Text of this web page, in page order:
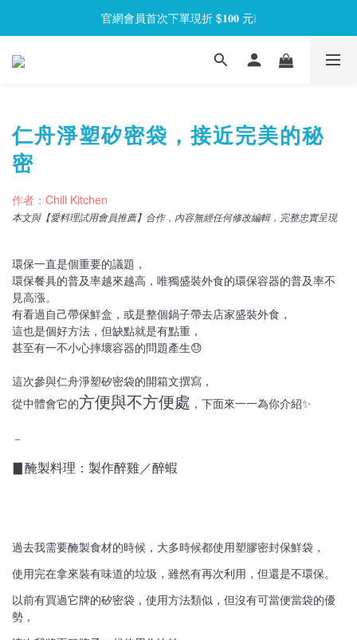
官網會員首次下單現折 $𝟏𝟎𝟎 元❕
官網會員首次下單現折 $𝟏𝟎𝟎 元❕
【限時回饋】小海龜矽密盒最低 𝟱𝟴 折起
仁舟淨塑矽密袋，接近完美的秘
密
作者：Chill Kitchen
本文與【愛料理試用會員推薦】合作，內容無經任何修改編輯，完整忠實呈現
環保一直是個重要的議題，
環保餐具的普及率越來越高，唯獨盛裝外食的環保容器的普及率不
見高漲。
有看過自己帶保鮮盒，或是整個鍋子帶去店家盛裝外食，
這也是個好方法，但缺點就是有點重，
甚至有一不小心摔壞容器的問題產生😓
這次參與仁舟淨塑矽密袋的開箱文撰寫，
從中體會它的方便與不方便處 ，下面來一一為你介紹✨
－
▊醃製料理：製作醉雞／醉蝦
過去我需要醃製食材的時候，大多時候都使用塑膠密封保鮮袋，
使用完在拿來裝有味道的垃圾，雖然有再次利用，但還是不環保。
以前有買過它牌的矽密袋，使用方法類似，但沒有可當便當袋的優
勢，